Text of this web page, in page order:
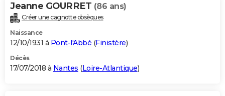
Jeanne GOURRET (86 ans)
Créer une cagnotte obsèques
Naissance
12/10/1931 à Pont-l'Abbé (Finistère)
Décès
17/07/2018 à Nantes (Loire-Atlantique)